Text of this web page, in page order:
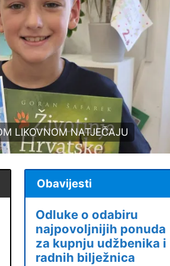
na UPS-u
Obavijesti
Odluke o odabiru
najpovoljnijih ponuda
za kupnju udžbenika i
radnih bilježnica